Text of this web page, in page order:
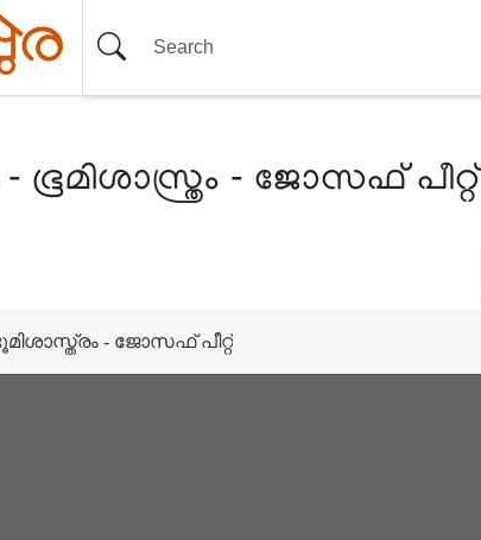
- ഭൂമിശാസ്ത്രം - ജോസഫ് പീറ്റ്